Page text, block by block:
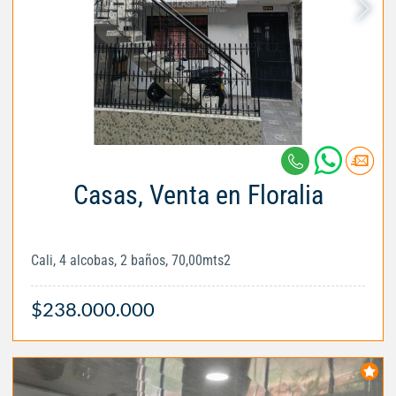
Casas, Venta en Floralia
Cali, 4 alcobas, 2 baños, 70,00mts2
$238.000.000